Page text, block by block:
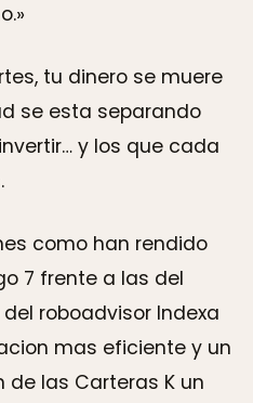
tu dinero se muere
se esta separando
y los que cada
como han rendido
7 frente a las del
roboadvisor Indexa
mas eficiente y un
las Carteras K un